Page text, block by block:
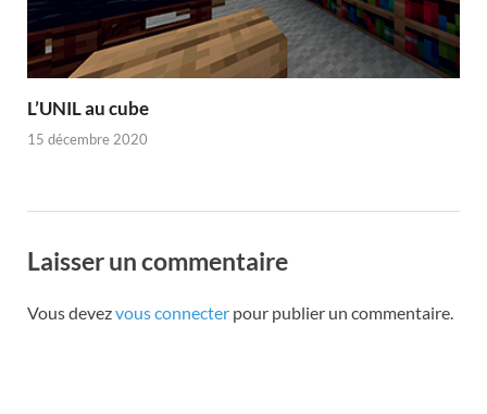
L’UNIL au cube
15 décembre 2020
Laisser un commentaire
Vous devezvous connecter pour publier un commentaire.